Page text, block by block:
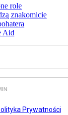
role
znakomicie
Aid
Prywatności